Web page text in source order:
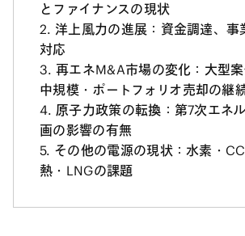
とファイナンスの現状
洋上風力の進展：資金調達、事
対応
再エネM&A市場の変化：大型
中規模・ポートフォリオ売却の継
原子力政策の転換：第7次エネ
画の影響の有無
その他の電源の現状：水素・
熱・LNGの課題